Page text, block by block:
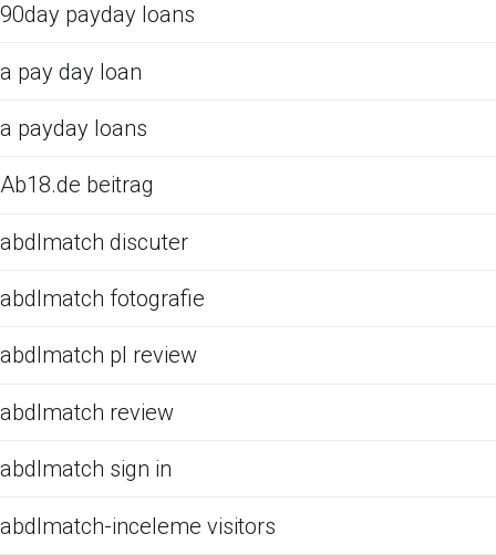
90day payday loans
a pay day loan
a payday loans
Ab18.de beitrag
abdlmatch discuter
abdlmatch fotografie
abdlmatch pl review
abdlmatch review
abdlmatch sign in
abdlmatch-inceleme visitors